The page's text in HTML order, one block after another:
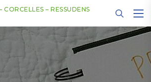
CORCELLES – RESSUDENS
des cookies